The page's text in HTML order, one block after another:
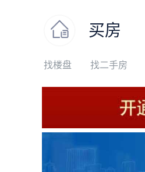
买房
找楼盘 找二手房